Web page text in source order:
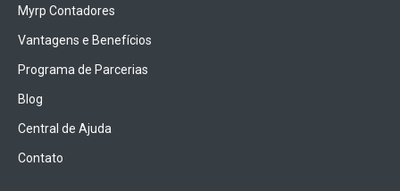
Myrp Contadores
Vantagens e Benefícios
Programa de Parcerias
Blog
Central de Ajuda
Contato